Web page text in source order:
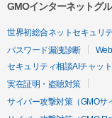
GMOインターネットグ
世界初総合ネットセキュリ
パスワード漏洩診断
セキュリティ相談AIチャッ
実在証明・盗聴対策
サイバー攻撃対策（GMOサ